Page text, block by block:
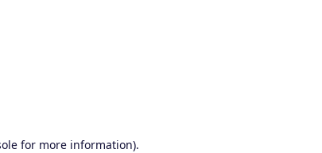
for more information).